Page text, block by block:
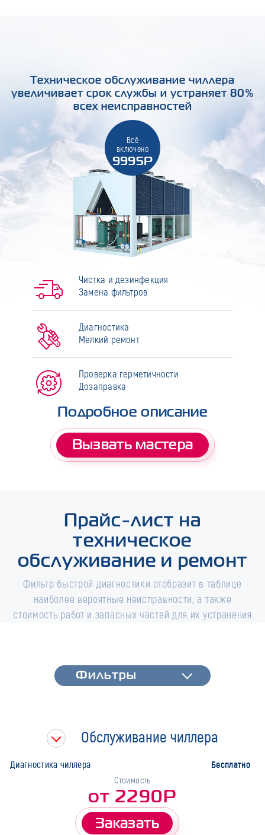
Техническое обслуживание чиллера
увеличивает срок службы и устраняет 80%
всех неисправностей
Всё
включено
9995Р
Чистка и дезинфекция
Замена фильтров
Диагностика
Мелкий ремонт
Проверка герметичности
Дозаправка
Подробное описание
Вызвать мастера
Прайс-лист на
техническое
обслуживание и ремонт
Фильтр быстрой диагностики отобразит в таблице
наиболее вероятные неисправности, а также
стоимость работ и запасных частей для их устранения
Фильтры
Марка
Фильтры
Обслуживание чиллера
Диагностика чиллера Бесплатно
Стоимость
от 2290Р
Заказать